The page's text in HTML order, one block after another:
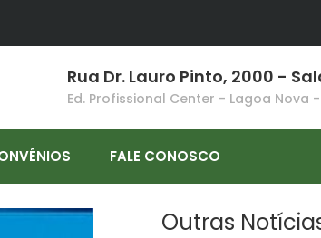
Rua Dr. Lauro Pinto, 2000 -
Ed. Profissional Center - Lagoa Nova
FALE CONOSCO
Outras